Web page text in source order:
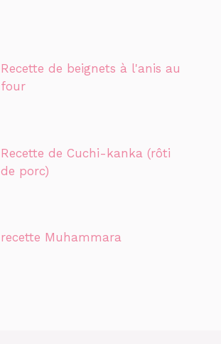
Recette de beignets à l'anis au
four
Recette de Cuchi-kanka (rôti
de porc)
recette Muhammara